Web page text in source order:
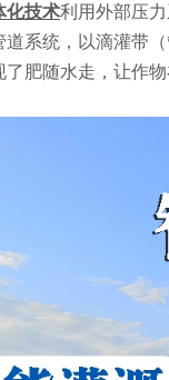
化技术利用外部压
道系统，以滴灌带
肥随水走，让作